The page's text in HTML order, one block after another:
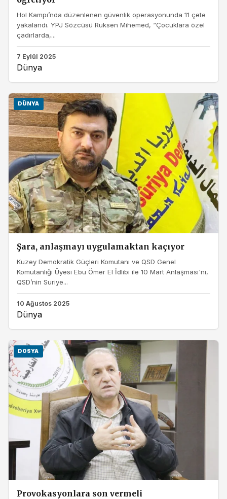
Hol Kampı’nda düzenlenen güvenlik operasyonunda 11 çete
yakalandı. YPJ Sözcüsü Ruksen Mihemed, “Çocuklara özel
çadırlarda,...
7 Eylül 2025
Dünya
DÜNYA
Şara, anlaşmayı uygulamaktan kaçıyor
Kuzey Demokratik Güçleri Komutanı ve QSD Genel
Komutanlığı Üyesi Ebu Ömer El İdlibi ile 10 Mart Anlaşması'nı,
QSD’nin Suriye...
10 Ağustos 2025
Dünya
DOSYA
Provokasyonlara son vermeli